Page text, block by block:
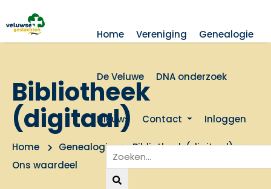
Home Vereniging Genealogie
De Veluwe DNA onderzoek
Nieuws Contact Inloggen
Bibliotheek
(digitaal)
Home Genealogie
Bibliotheek (digitaal)
Ons waardeel